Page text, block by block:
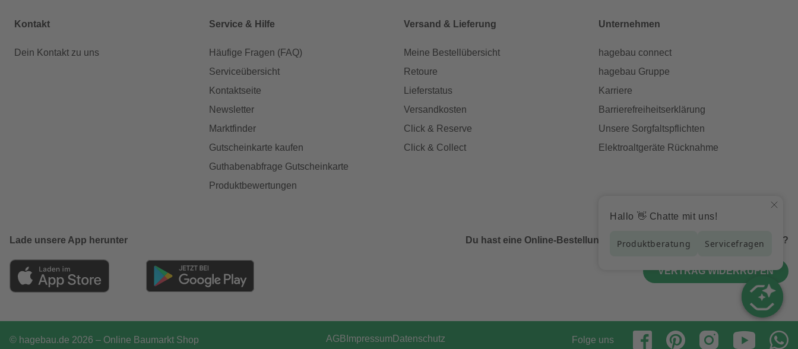
Kontakt
Dein Kontakt zu uns
Service & Hilfe
Häufige Fragen (FAQ)
Serviceübersicht
Kontaktseite
Newsletter
Marktfinder
Gutscheinkarte kaufen
Guthabenabfrage Gutscheinkarte
Produktbewertungen
Versand & Lieferung
Meine Bestellübersicht
Retoure
Lieferstatus
Versandkosten
Click & Reserve
Click & Collect
Unternehmen
hagebau connect
hagebau Gruppe
Karriere
Barrierefreiheitserklärung
Unsere Sorgfaltspflichten
Elektroaltgeräte Rücknahme
Lade unsere App herunter Du hast eine Online-Bestellung bei uns und möchtest diese widerrufen?
VERTRAG WIDERRUFEN
© hagebau.de 2026 – Online Baumarkt Shop AGB Impressum Datenschutz Folge uns